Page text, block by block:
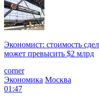
Экономист: стоимость
может превысить $2 млрд
corner
Экономика Москва
01:47